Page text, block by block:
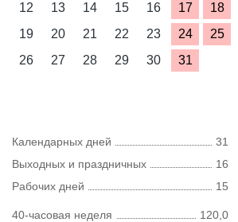
12
13 14 15 16 17
18
19
20 21 22 23 24
25
26
27 28 29 30 31
Календарных дней
31
Выходных и праздничных
16
Рабочих дней
15
40-часовая неделя
120,0